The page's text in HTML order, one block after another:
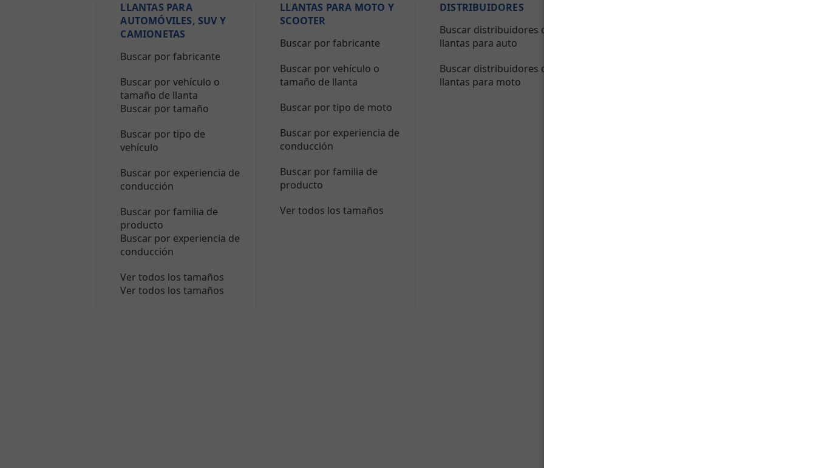
LLANTAS PARA
AUTOMÓVILES, SUV Y
CAMIONETAS
Buscar por fabricante
Buscar por vehículo o
tamaño de llanta
Buscar por tamaño
Buscar por tipo de
vehículo
Buscar por experiencia de
conducción
Buscar por familia de
producto
Buscar por experiencia de
conducción
Ver todos los tamaños
Ver todos los tamaños
LLANTAS PARA MOTO Y
SCOOTER
Buscar por fabricante
Buscar por vehículo o
tamaño de llanta
Buscar por tipo de moto
Buscar por experiencia de
conducción
Buscar por familia de
producto
Ver todos los tamaños
DISTRIBUIDORES
Buscar distribuidores de
llantas para auto
Buscar distribuidores de
llantas para moto